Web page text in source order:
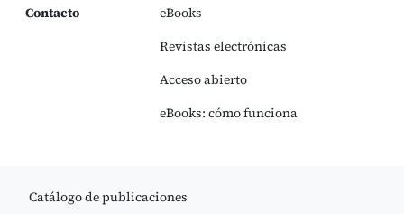
Contacto
eBooks
Revistas electrónicas
Acceso abierto
eBooks: cómo funciona
Catálogo de publicaciones